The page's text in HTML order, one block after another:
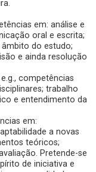
em: análise e
oral e escrita;
do estudo;
e ainda resolução
competências
trabalho
e entendimento da
em:
a novas
teóricos;
Pretende-se
de iniciativa e